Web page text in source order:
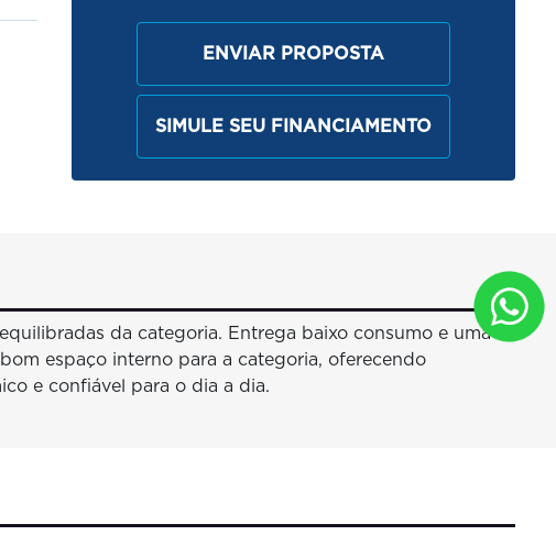
ENVIAR PROPOSTA
SIMULE SEU FINANCIAMENTO
da categoria. Entrega baixo consumo e uma
espaço interno para a categoria, oferecendo
e confiável para o dia a dia.